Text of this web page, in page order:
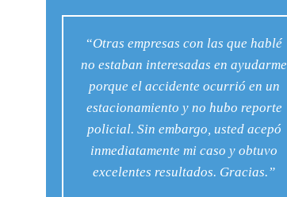
“Otras empresas con las que hablé
no estaban interesadas en ayudarme
porque el accidente ocurrió en un
estacionamiento y no hubo reporte
policial. Sin embargo, usted acepó
inmediatamente mi caso y obtuvo
excelentes resultados. Gracias.”